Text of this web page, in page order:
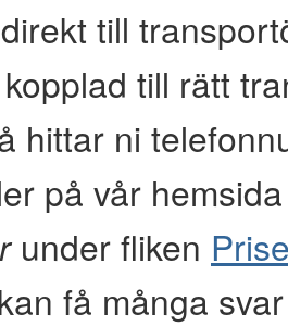
till
till rätt
hittar ni
på vår
under fliken
få många